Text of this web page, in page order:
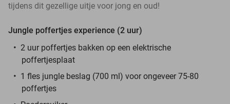
tijdens dit gezellige uitje voor jong en oud!
Jungle poffertjes experience (2 uur)
2 uur poffertjes bakken op een elektrische
poffertjesplaat
1 fles jungle beslag (700 ml) voor ongeveer 75-80
poffertjes